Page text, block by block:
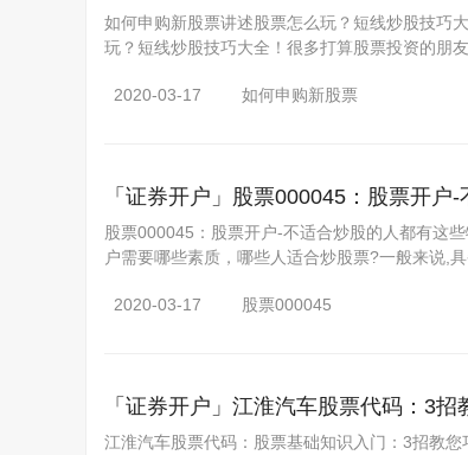
如何申购新股票讲述股票怎么玩？短线炒股技巧
玩？短线炒股技巧大全！很多打算股票投资的朋
2020-03-17 如何申购新股票
「证券开户」 股票000045：股票开户
股票000045：股票开户-不适合炒股的人都有这
户需要哪些素质，哪些人适合炒股票?一般来说,
2020-03-17 股票000045
「证券开户」 江淮汽车股票代码：3招
江淮汽车股票代码：股票基础知识入门：3招教